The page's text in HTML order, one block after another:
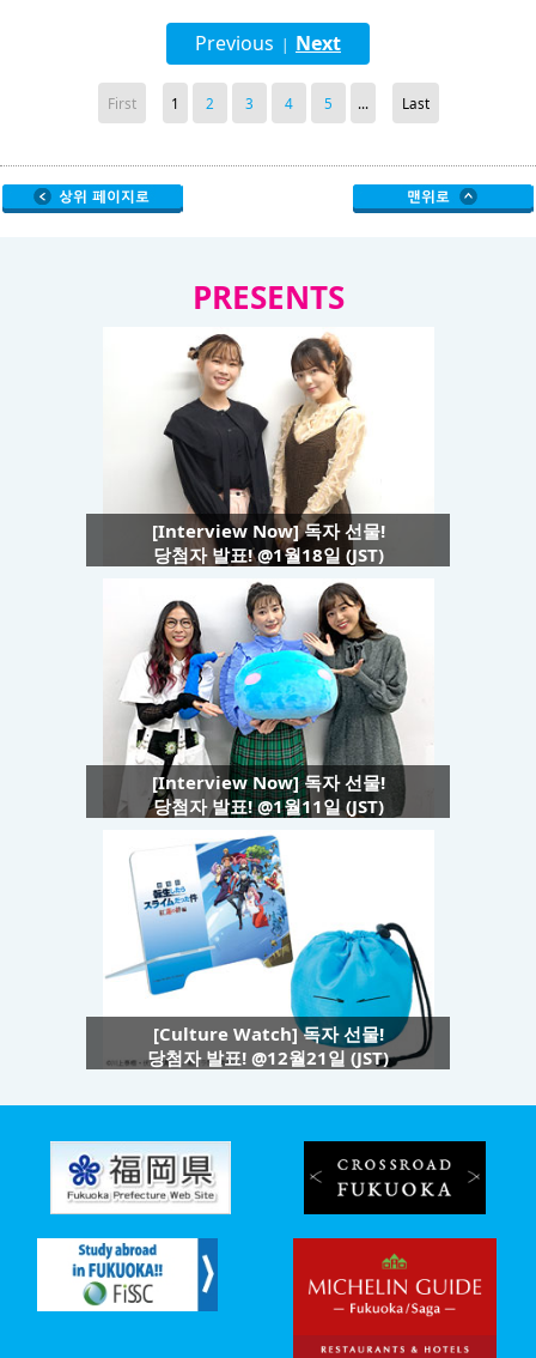
Previous | Next
First 1 2 3 4 5 ... Last
PRESENTS
[Interview Now] 독자 선물!
당첨자 발표! @1월18일 (JST)
[Interview Now] 독자 선물!
당첨자 발표! @1월11일 (JST)
[Culture Watch] 독자 선물!
당첨자 발표! @12월21일 (JST)